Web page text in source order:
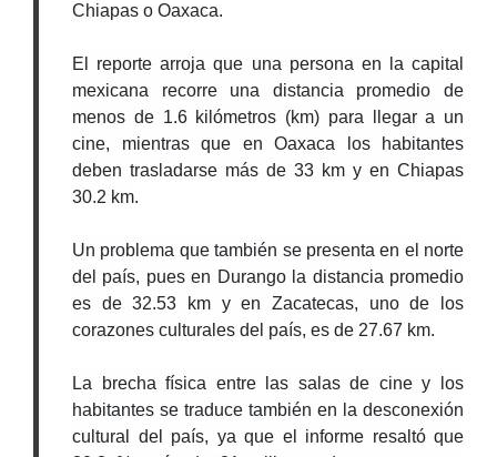
Chiapas o Oaxaca.
El reporte arroja que una persona en la capital
mexicana recorre una distancia promedio de
menos de 1.6 kilómetros (km) para llegar a un
cine, mientras que en Oaxaca los habitantes
deben trasladarse más de 33 km y en Chiapas
30.2 km.
Un problema que también se presenta en el norte
del país, pues en Durango la distancia promedio
es de 32.53 km y en Zacatecas, uno de los
corazones culturales del país, es de 27.67 km.
La brecha física entre las salas de cine y los
habitantes se traduce también en la desconexión
cultural del país, ya que el informe resaltó que